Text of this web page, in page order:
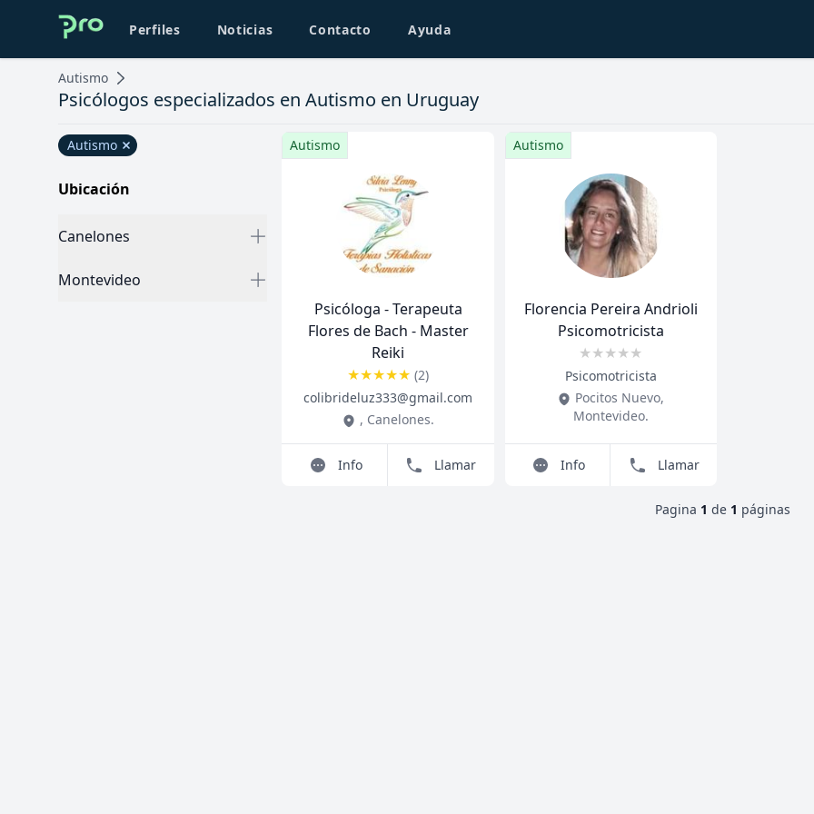
Perfiles Noticias Contacto Ayuda
Autismo
Psicólogos especializados en Autismo en Uruguay
Categorias
Autismo Eliminar categoria
Ubicación
Canelones
Montevideo
Autismo
Psicóloga - Terapeuta
Flores de Bach - Master
Reiki
★★★★★ (2)
Title
colibrideluz333@gmail.com
, Canelones.
Role
Info Llamar
Autismo
Florencia Pereira Andrioli
Psicomotricista
★★★★★
Psicomotricista
Pocitos Nuevo,
Montevideo.
Info Llamar
Pagina 1 de 1 páginas